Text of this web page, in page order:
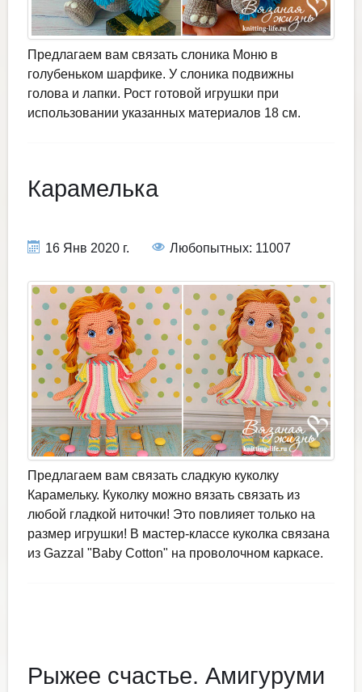
Предлагаем вам связать слоника Моню в
голубеньком шарфике. У слоника подвижны
голова и лапки. Рост готовой игрушки при
использовании указанных материалов 18 см.
Карамелька
16 Янв 2020 г. Любопытных: 11007
Предлагаем вам связать сладкую куколку
Карамельку. Куколку можно вязать связать из
любой гладкой ниточки! Это повлияет только на
размер игрушки! В мастер-классе куколка связана
из Gazzal "Baby Cotton" на проволочном каркасе.
Рыжее счастье. Амигуруми